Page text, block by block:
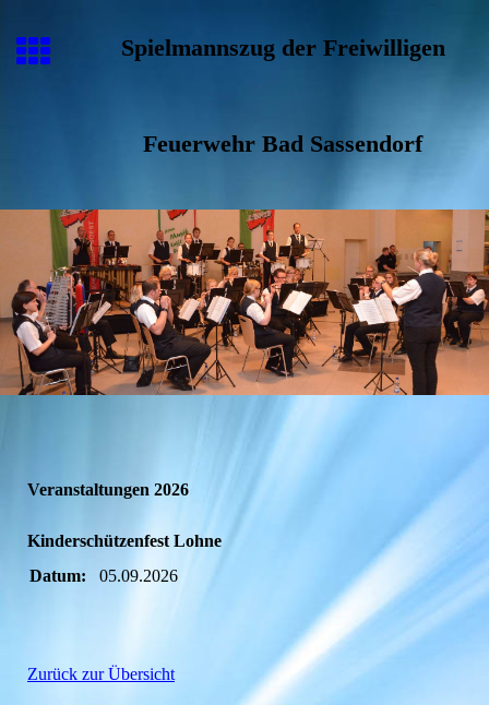
Spielmannszug der Freiwilligen
Feuerwehr Bad Sassendorf
Veranstaltungen 2026
Kinderschützenfest Lohne
Datum:
05.09.2026
Zurück zur Übersicht